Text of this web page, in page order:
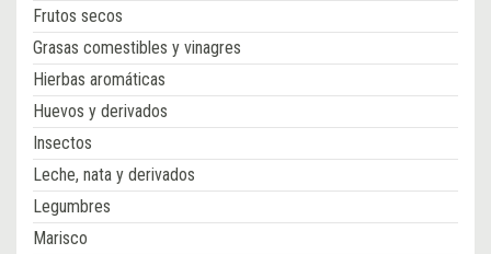
Frutos secos
Grasas comestibles y vinagres
Hierbas aromáticas
Huevos y derivados
Insectos
Leche, nata y derivados
Legumbres
Marisco